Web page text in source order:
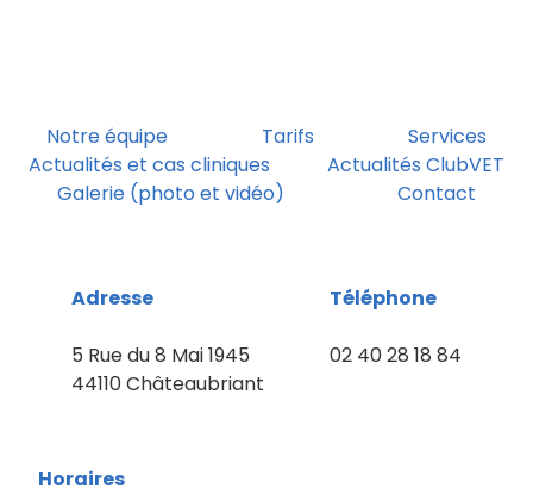
Notre équipe Tarifs
Services
Actualités et cas cliniques
Actualités ClubVET
Galerie (photo et vidéo)
Contact
Adresse
5 Rue du 8 Mai 1945
44110 Châteaubriant
Téléphone
02 40 28 18 84
Horaires